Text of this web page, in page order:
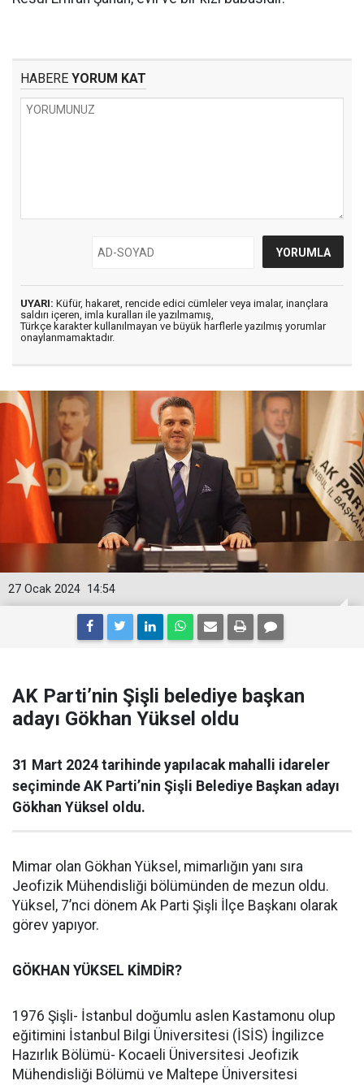
HABERE YORUM KAT
UYARI: Küfür, hakaret, rencide edici cümleler veya imalar, inançlara
saldırı içeren, imla kuralları ile yazılmamış,
Türkçe karakter kullanılmayan ve büyük harflerle yazılmış yorumlar
onaylanmamaktadır.
14:54
27 Ocak 2024
AK Parti’nin Şişli belediye başkan
adayı Gökhan Yüksel oldu
31 Mart 2024 tarihinde yapılacak mahalli idareler
seçiminde AK Parti’nin Şişli Belediye Başkan adayı
Gökhan Yüksel oldu.
Mimar olan Gökhan Yüksel, mimarlığın yanı sıra
Jeofizik Mühendisliği bölümünden de mezun oldu.
Yüksel, 7’nci dönem Ak Parti Şişli İlçe Başkanı olarak
görev yapıyor.
GÖKHAN YÜKSEL KİMDİR?
1976 Şişli- İstanbul doğumlu aslen Kastamonu olup
eğitimini İstanbul Bilgi Üniversitesi (İSİS) İngilizce
Hazırlık Bölümü- Kocaeli Üniversitesi Jeofizik
Mühendisliği Bölümü ve Maltepe Üniversitesi